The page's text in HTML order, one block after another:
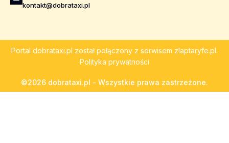
kontakt@dobrataxi.pl
Portal dobrataxi.pl został połączony z serwisem zlaptaryfe.pl.
Polityka prywatności
©2026 dobrataxi.pl - Wszystkie prawa zastrzeżone.